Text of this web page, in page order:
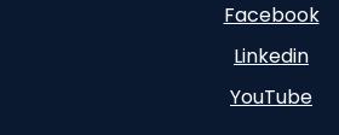
Facebook
Linkedin
YouTube